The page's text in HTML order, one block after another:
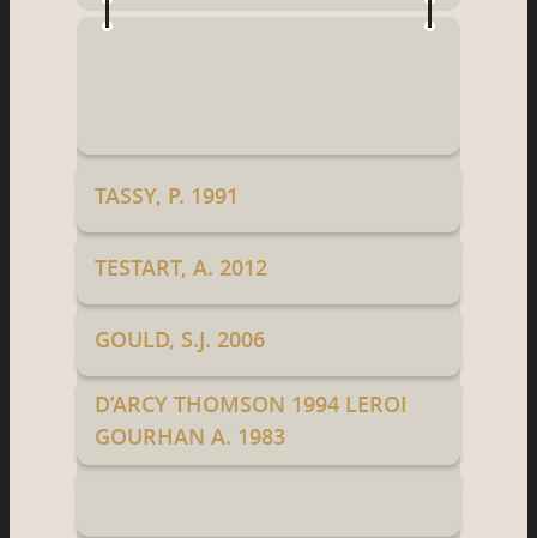
TASSY, P. 1991
TESTART, A. 2012
GOULD, S.J. 2006
D’ARCY THOMSON 1994 LEROI
GOURHAN A. 1983